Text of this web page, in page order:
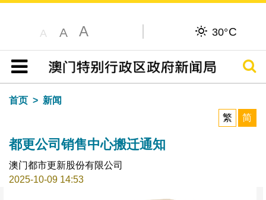
A A A 30°C
目录
搜寻
首页
新闻
繁
简
都更公司销售中心搬迁通知
澳门都市更新股份有限公司
2025-10-09 14:53